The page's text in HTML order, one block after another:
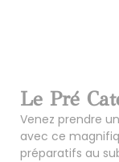
Le Pré
Venez prendre
avec ce
préparatifs au